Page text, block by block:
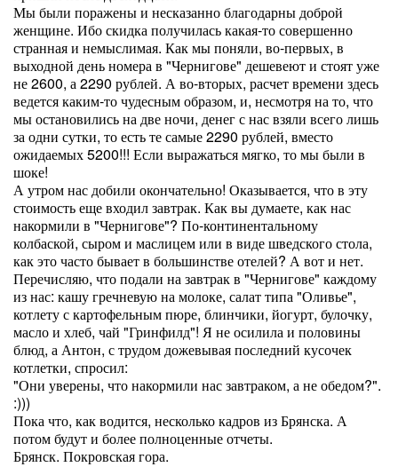
Мы были поражены и несказанно благодарны доброй
женщине. Ибо скидка получилась какая-то совершенно
странная и немыслимая. Как мы поняли, во-первых, в
выходной день номера в "Чернигове" дешевеют и стоят уже
не 2600, а 2290 рублей. А во-вторых, расчет времени здесь
ведется каким-то чудесным образом, и, несмотря на то, что
мы остановились на две ночи, денег с нас взяли всего лишь
за одни сутки, то есть те самые 2290 рублей, вместо
ожидаемых 5200!!! Если выражаться мягко, то мы были в
шоке!
А утром нас добили окончательно! Оказывается, что в эту
стоимость еще входил завтрак. Как вы думаете, как нас
накормили в "Чернигове"? По-континентальному
колбаской, сыром и маслицем или в виде шведского стола,
как это часто бывает в большинстве отелей? А вот и нет.
Перечисляю, что подали на завтрак в "Чернигове" каждому
из нас: кашу гречневую на молоке, салат типа "Оливье",
котлету с картофельным пюре, блинчики, йогурт, булочку,
масло и хлеб, чай "Гринфилд"! Я не осилила и половины
блюд, а Антон, с трудом дожевывая последний кусочек
котлетки, спросил:
"Они уверены, что накормили нас завтраком, а не обедом?".
:)))
Пока что, как водится, несколько кадров из Брянска. А
потом будут и более полноценные отчеты.
Брянск. Покровская гора.